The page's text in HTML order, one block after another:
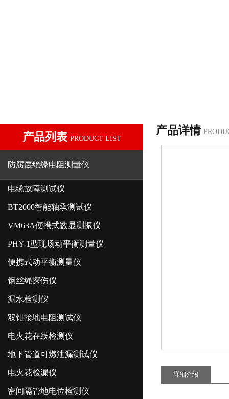
产品列表 PRODUCT LIST
防腐层绝缘电阻测量仪
电缆故障测试仪
BT2000智能轴承测试仪
VM63A便携式数显测振仪
PHY-1型现场动平衡测量仪
便携式动平衡测量仪
钢丝绳探伤仪
漏水检测仪
双钳接地电阻测试仪
电火花在线检测仪
地下管道可燃泄漏测试仪
电火花检漏仪
密间隔管地电位检测仪
产品详情
详细介绍